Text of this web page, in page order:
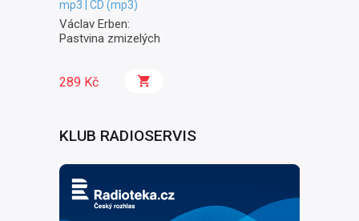
mp3 | CD (mp3)
Václav Erben:
Pastvina zmizelých
289 Kč
KLUB RADIOSERVIS